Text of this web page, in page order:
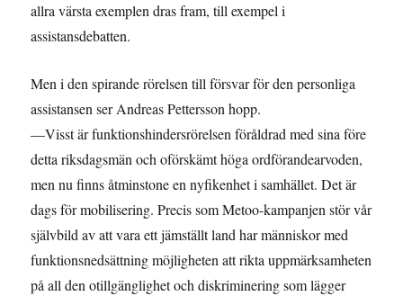
allra värsta exemplen dras fram, till exempel i
assistansdebatten.
Men i den spirande rörelsen till försvar för den personliga
assistansen ser Andreas Pettersson hopp.
—Visst är funktionshindersrörelsen föråldrad med sina före
detta riksdagsmän och oförskämt höga ordförandearvoden,
men nu finns åtminstone en nyfikenhet i samhället. Det är
dags för mobilisering. Precis som Metoo-kampanjen stör vår
självbild av att vara ett jämställt land har människor med
funktionsnedsättning möjligheten att rikta uppmärksamheten
på all den otillgänglighet och diskriminering som lägger